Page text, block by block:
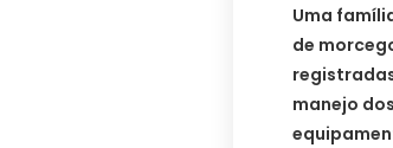
Uma
de
manejo